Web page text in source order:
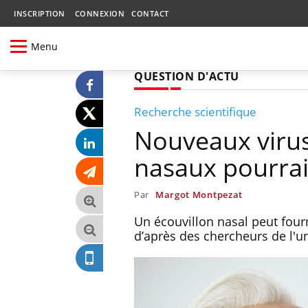
INSCRIPTION CONNEXION CONTACT
Menu
QUESTION D'ACTU
Recherche scientifique
Nouveaux
nasaux
Par Margot Montpezat
Un écouvillon nasal peut
d’après des chercheurs de